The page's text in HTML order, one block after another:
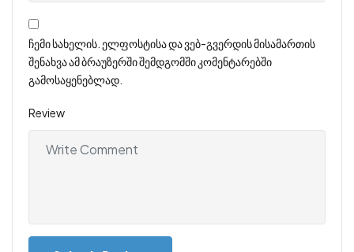
ჩემი სახელის. ელფოსტისა და ვებ-გვერდის მისამართის
შენახვა ამ ბრაუზერში შემდგომში კომენტარებში
გამოსაყენებლად.
Review